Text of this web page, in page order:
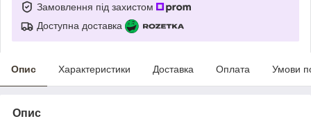
Замовлення під захистом
Доступна доставка
Опис Характеристики Доставка Оплата Умови
Опис